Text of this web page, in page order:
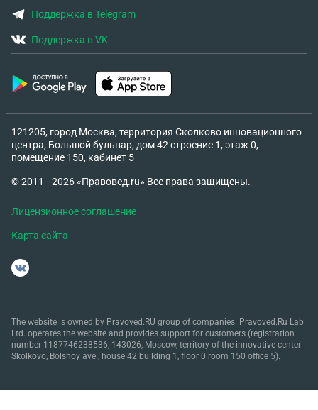
Поддержка в Telegram
Поддержка в VK
121205, город Москва, территория Сколково инновационного
центра, Большой бульвар, дом 42 строение 1, этаж 0,
помещение 150, кабинет 5
© 2011—2026 «Правовед.ru» Все права защищены.
Лицензионное соглашение
Карта сайта
The website is owned by Pravoved.RU group of companies. Pravoved.Ru Lab
Ltd. operates the website and provides support for customers (registration
number 1187746238536, 143026, Moscow, territory of the innovative center
Skolkovo, Bolshoy ave., house 42 building 1, floor 0 room 150 office 5).